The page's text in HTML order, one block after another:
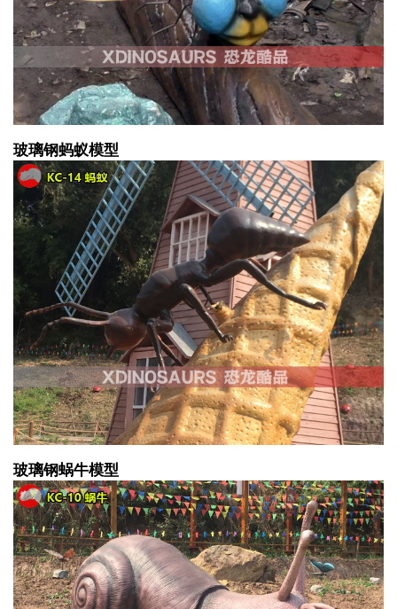
玻璃钢蚂蚁模型
玻璃钢蜗牛模型